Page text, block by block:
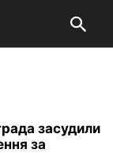
засудили
за